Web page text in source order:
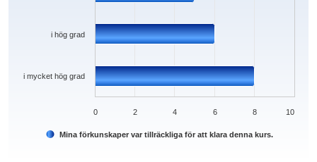
Mina förkunskaper var tillräckliga för att klara denna kurs.
i mycket hög grad
i hög grad
0 2 4 6 8 10